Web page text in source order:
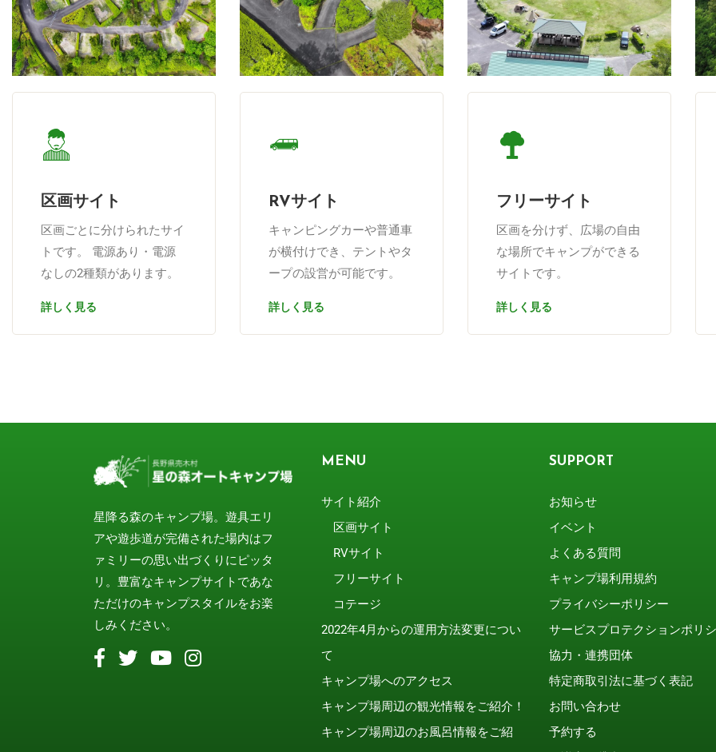
区画サイト
区画ごとに分けられたサイ
トです。 電源あり・電源
なしの2種類があります。
詳しく見る
RVサイト
キャンピングカーや普通車
が横付けでき、テントやタ
ープの設営が可能です。
詳しく見る
フリーサイト
区画を分けず、広場の自由
な場所でキャンプができる
サイトです。
詳しく見る
星降る森のキャンプ場。遊具エリ
アや遊歩道が完備された場内はフ
ァミリーの思い出づくりにピッタ
リ。豊富なキャンプサイトであな
ただけのキャンプスタイルをお楽
しみください。
MENU
サイト紹介
区画サイト
RVサイト
フリーサイト
コテージ
2022年4月からの運用方法変更につい
て
キャンプ場へのアクセス
キャンプ場周辺の観光情報をご紹介！
キャンプ場周辺のお風呂情報をご紹
SUPPORT
お知らせ
イベント
よくある質問
キャンプ場利用規約
プライバシーポリシー
サービスプロテクションポリ
協力・連携団体
特定商取引法に基づく表記
お問い合わせ
予約する